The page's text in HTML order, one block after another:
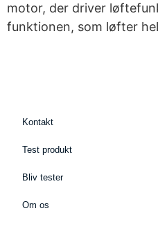
motor, der driver
funktionen, som løfter
Kontakt
Test produkt
Bliv tester
Om os